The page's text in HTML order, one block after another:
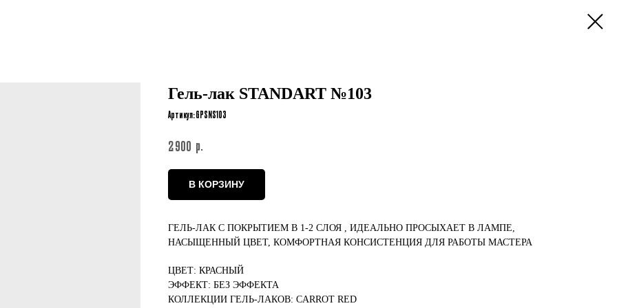
Гель-лак STANDART №103
Артикул:GPSNS103
2 900 р.
В КОРЗИНУ
ГЕЛЬ-ЛАК С ПОКРЫТИЕМ В 1-2 СЛОЯ , ИДЕАЛЬНО ПРОСЫХАЕТ В ЛАМПЕ,
НАСЫЩЕННЫЙ ЦВЕТ, КОМФОРТНАЯ КОНСИСТЕНЦИЯ ДЛЯ РАБОТЫ МАСТЕРА
ЦВЕТ: КРАСНЫЙ
ЭФФЕКТ: БЕЗ ЭФФЕКТА
КОЛЛЕКЦИИ ГЕЛЬ-ЛАКОВ: CARROT RED